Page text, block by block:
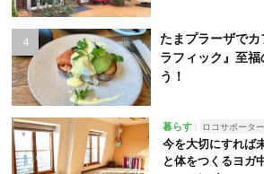
たまプラーザで
ラフィック』至
う！
暮らす ロコサポーター
今を大切にすれば
と体をつくるヨガ